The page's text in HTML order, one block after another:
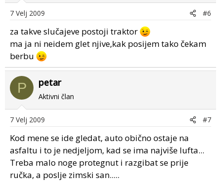
7 Velj 2009 #6
za takve slučajeve postoji traktor
ma ja ni neidem glet njive,kak posijem tako čekam
berbu
P petar
Aktivni član
7 Velj 2009 #7
Kod mene se ide gledat, auto obično ostaje na
asfaltu i to je nedjeljom, kad se ima najviše lufta...
Treba malo noge protegnut i razgibat se prije
ručka, a poslje zimski san.....